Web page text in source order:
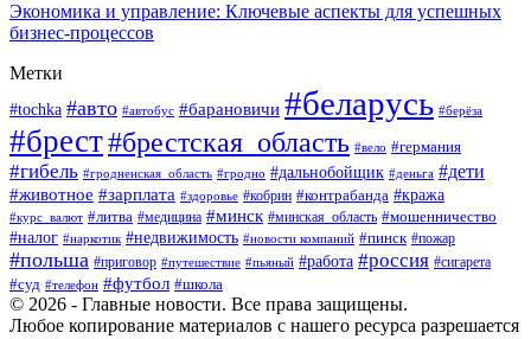
Экономика и управление: Ключевые аспекты для успешных
бизнес-процессов
Метки
#tochka #авто #автобус #барановичи #беларусь #берёза
#брест#брестская_область #вело #германия
#гибель #гродненская_область #гродно #дальнобойщик #деньга #дети
#животное #зарплата #здоровье #кобрин #контрабанда #кража
#курс_валют #литва #медицина #минск #минская_область #мошенничество
#налог #наркотик #недвижимость #новости компаний #пинск #пожар
#польша #приговор #путешествие #пьяный #работа #россия #сигарета
#суд #телефон #футбол #школа
© 2026 - Главные новости. Все права защищены.
Любое копирование материалов с нашего ресурса разрешается